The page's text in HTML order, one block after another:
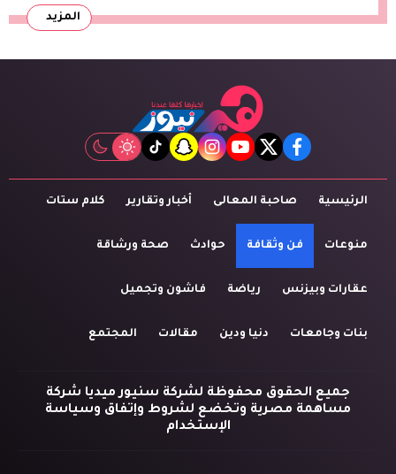
المزيد
facebook
twitter
youtube
instagram
snapchat
tiktok
الرئيسية صاحبة المعالى أخبار وتقارير كلام ستات
منوعات فن وثقافة حوادث صحة ورشاقة
عقارات وبيزنس رياضة فاشون وتجميل
بنات وجامعات دنيا ودين مقالات المجتمع
جميع الحقوق محفوظة لشركة سنيور ميديا شركة
مساهمة مصرية وتخضع لشروط وإتفاق وسياسة
الإستخدام